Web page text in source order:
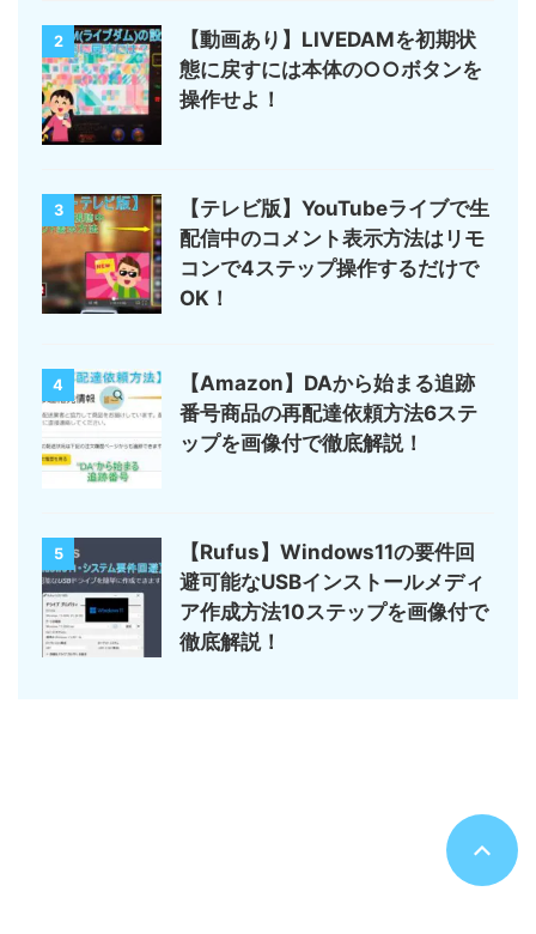
2
【動画あり】LIVEDAMを初期状
態に戻すには本体の○○ボタンを
操作せよ！
3
【テレビ版】YouTubeライブで生
配信中のコメント表示方法はリモ
コンで4ステップ操作するだけで
OK！
4
【Amazon】DAから始まる追跡
番号商品の再配達依頼方法6ステ
ップを画像付で徹底解説！
5
【Rufus】Windows11の要件回
避可能なUSBインストールメディ
ア作成方法10ステップを画像付で
徹底解説！